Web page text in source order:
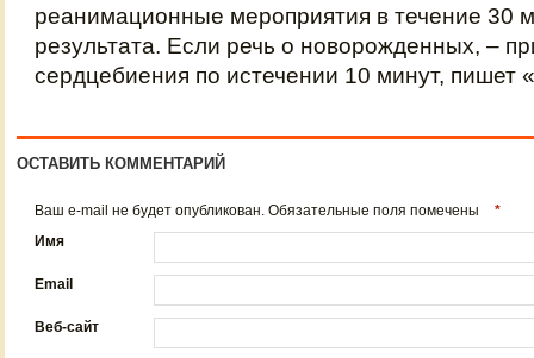
реанимационные мероприятия в течение 30
результата. Если речь о новорожденных, –
сердцебиения по истечении 10 минут, пишет
ОСТАВИТЬ КОММЕНТАРИЙ
Ваш e-mail не будет опубликован. Обязательные поля помечены
*
Имя
Email
Веб-сайт